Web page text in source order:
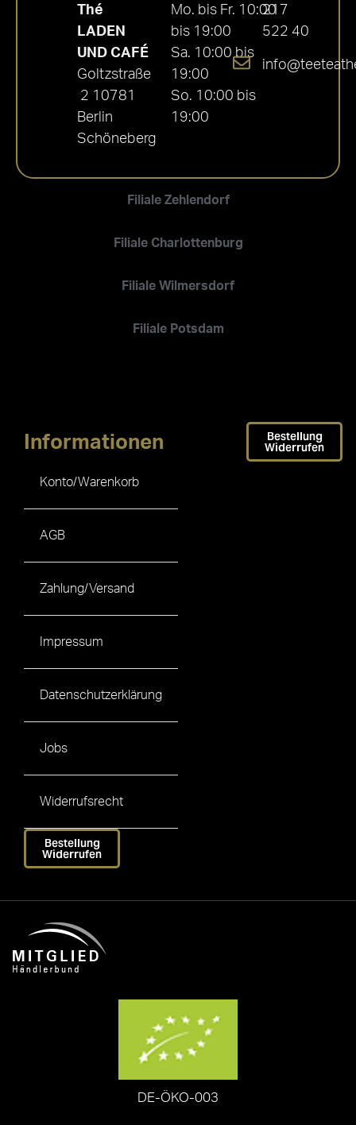
Filiale Zehlendorf
Filiale Charlottenburg
Filiale Wilmersdorf
Filiale Potsdam
Thé
LADEN
UND CAFÉ
Goltzstraße
2 10781
Berlin
Schöneberg
Mo. bis Fr. 10:00
bis 19:00
Sa. 10:00 bis
19:00
So. 10:00 bis
19:00
217
522 40
Informationen
Konto/Warenkorb
AGB
Zahlung/Versand
Impressum
Datenschutzerklärung
Jobs
Widerrufsrecht
Bestellung
Widerrufen
Bestellung
Widerrufen
DE-ÖKO-003